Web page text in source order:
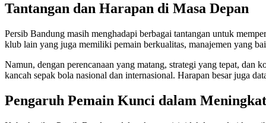
Tantangan dan Harapan di Masa Depan
Persib Bandung masih menghadapi berbagai tantangan untuk
klub lain yang juga memiliki pemain berkualitas, manajemen yang
Namun, dengan perencanaan yang matang, strategi yang tepat, dan
kancah sepak bola nasional dan internasional. Harapan besar juga
Pengaruh Pemain Kunci dalam